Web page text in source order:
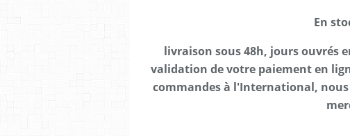
En
livraison sous 48h, jours ouvrés
validation de votre paiement en
commandes à l'International,